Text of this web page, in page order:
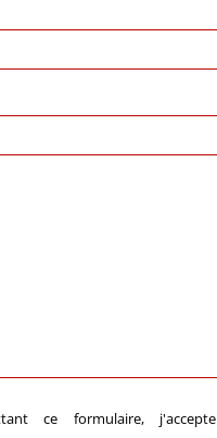
ce formulaire,